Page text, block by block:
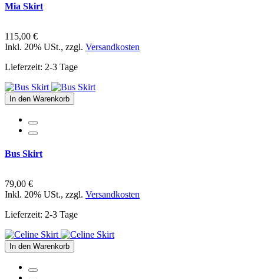
Mia Skirt
115,00 €
Inkl. 20% USt., zzgl. Versandkosten
Lieferzeit: 2-3 Tage
In den Warenkorb
Bus Skirt
79,00 €
Inkl. 20% USt., zzgl. Versandkosten
Lieferzeit: 2-3 Tage
In den Warenkorb